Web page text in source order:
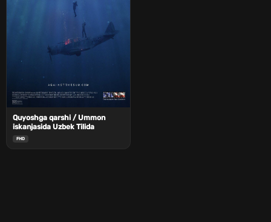
Quyoshga qarshi / Ummon
iskanjasida Uzbek Tilida
FHD